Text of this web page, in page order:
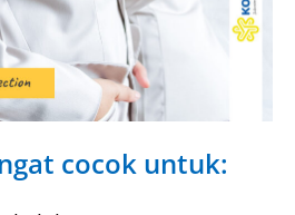
cocok untuk: